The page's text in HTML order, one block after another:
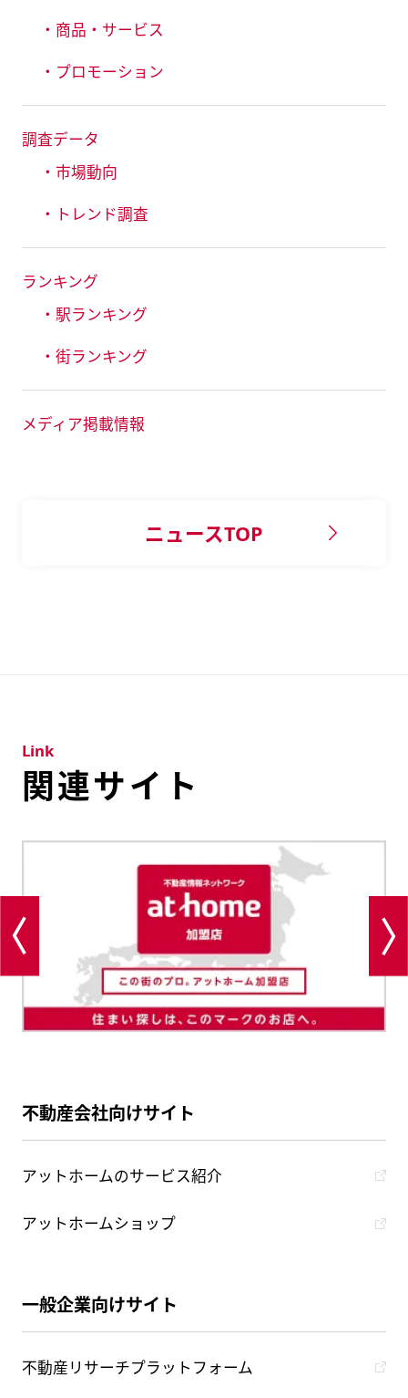
・商品・サービス
・プロモーション
調査データ
・市場動向
・トレンド調査
ランキング
・駅ランキング
・街ランキング
メディア掲載情報
ニュースTOP
関連サイト
Link
不動産会社向けサイト
アットホームのサービス紹介
アットホームショップ
一般企業向けサイト
不動産リサーチプラットフォーム